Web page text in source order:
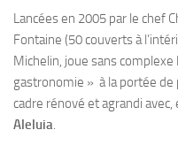
Lancées en 2005 par le chef
Fontaine (50 couverts à
Michelin, joue sans
gastronomie » à la portée
cadre rénové et agrandi
Aleluia.